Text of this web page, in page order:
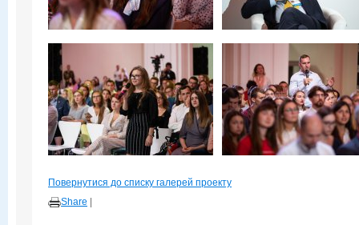
Повернутися до списку галерей проекту
Share